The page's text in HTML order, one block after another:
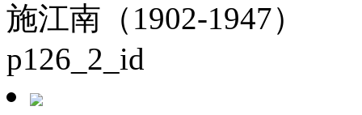
施江南（1902-1947）
p126_2_id